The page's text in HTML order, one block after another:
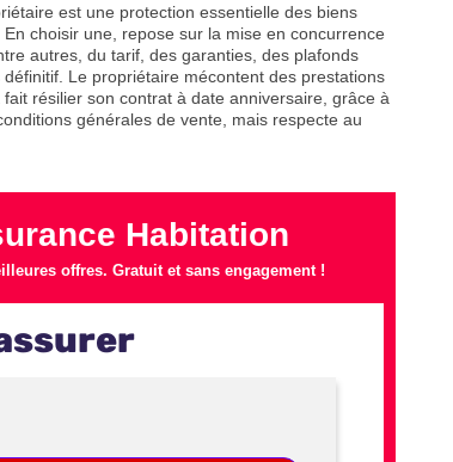
est une protection essentielle des biens
choisir une, repose sur la mise en concurrence
autres, du tarif, des garanties, des plafonds
Le propriétaire mécontent des prestations
résilier son contrat à date anniversaire, grâce à
générales de vente, mais respecte au
Habitation
offres. Gratuit et sans engagement !